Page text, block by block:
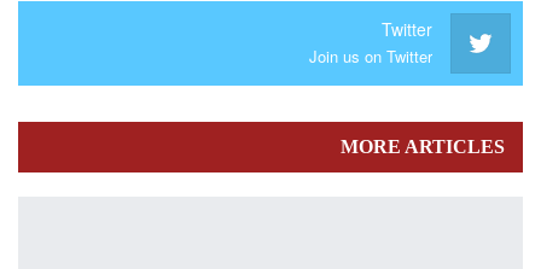
Twitter
Join us on Twitter
MORE ARTICLES